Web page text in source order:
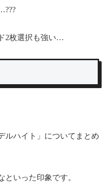
2枚選択も強い…
ルハイト」についてまとめ
いった印象です。